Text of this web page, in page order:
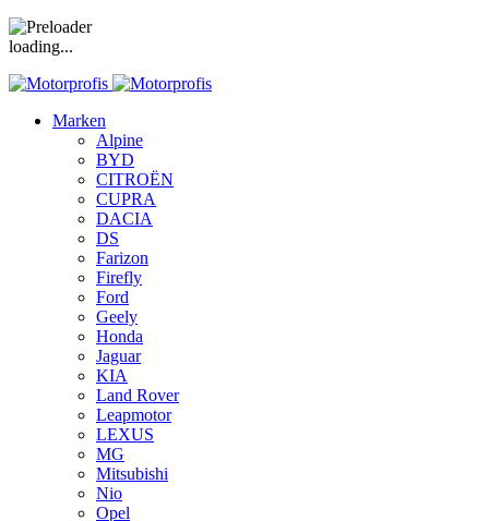
loading...
Marken
Alpine
BYD
CITROËN
CUPRA
DACIA
DS
Farizon
Firefly
Ford
Geely
Honda
Jaguar
KIA
Land Rover
Leapmotor
LEXUS
MG
Mitsubishi
Nio
Opel